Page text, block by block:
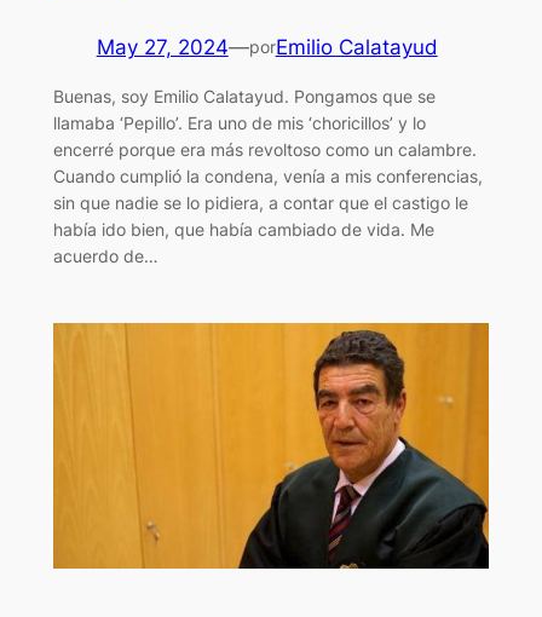
May 27, 2024—porEmilio Calatayud
Buenas, soy Emilio Calatayud. Pongamos que se
llamaba ‘Pepillo’. Era uno de mis ‘choricillos’ y lo
encerré porque era más revoltoso como un calambre.
Cuando cumplió la condena, venía a mis conferencias,
sin que nadie se lo pidiera, a contar que el castigo le
había ido bien, que había cambiado de vida. Me
acuerdo de…